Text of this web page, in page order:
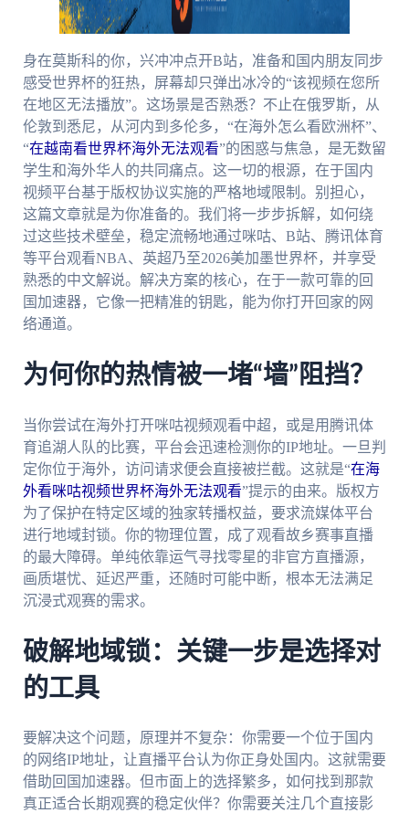
身在莫斯科的你，兴冲冲点开B站，准备和国内朋友同步
感受世界杯的狂热，屏幕却只弹出冰冷的“该视频在您所
在地区无法播放”。这场景是否熟悉？不止在俄罗斯，从
伦敦到悉尼，从河内到多伦多，“在海外怎么看欧洲杯”、
“在越南看世界杯海外无法观看”的困惑与焦急，是无数留
学生和海外华人的共同痛点。这一切的根源，在于国内
视频平台基于版权协议实施的严格地域限制。别担心，
这篇文章就是为你准备的。我们将一步步拆解，如何绕
过这些技术壁垒，稳定流畅地通过咪咕、B站、腾讯体育
等平台观看NBA、英超乃至2026美加墨世界杯，并享受
熟悉的中文解说。解决方案的核心，在于一款可靠的回
国加速器，它像一把精准的钥匙，能为你打开回家的网
络通道。
为何你的热情被一堵“墙”阻挡？
当你尝试在海外打开咪咕视频观看中超，或是用腾讯体
育追湖人队的比赛，平台会迅速检测你的IP地址。一旦判
定你位于海外，访问请求便会直接被拦截。这就是“在海
外看咪咕视频世界杯海外无法观看”提示的由来。版权方
为了保护在特定区域的独家转播权益，要求流媒体平台
进行地域封锁。你的物理位置，成了观看故乡赛事直播
的最大障碍。单纯依靠运气寻找零星的非官方直播源，
画质堪忧、延迟严重，还随时可能中断，根本无法满足
沉浸式观赛的需求。
破解地域锁：关键一步是选择对
的工具
要解决这个问题，原理并不复杂：你需要一个位于国内
的网络IP地址，让直播平台认为你正身处国内。这就需要
借助回国加速器。但市面上的选择繁多，如何找到那款
真正适合长期观赛的稳定伙伴？你需要关注几个直接影